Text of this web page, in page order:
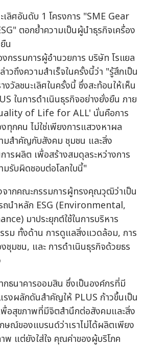
กรรมการผู้อำนวยการ บริษัท โรแยล
วถึงความสำเร็จในครั้งนี้ว่า "รู้สึกเป็น
งวัลชนะเลิศในครั้งนี้ ซึ่งสะท้อนให้เห็น
ในการดำเนินธุรกิจอย่างยั่งยืน ภาย
of Life for ALL' นั่นคือการ
ทุกคน ไม่ใช่เพียงการแสวงหาผล
มสำคัญกับสังคม ชุมชน และสิ่ง
ารผลิต เพื่อสร้างสมดุลระหว่างการ
มรับผิดชอบต่อโลกใบนี้"
จากคณะกรรมการผู้ทรงคุณวุฒิว่าเป็น
ถนำหลัก ESG (Environmental,
มาประยุกต์ใช้ในการบริหาร
รม ทั้งด้าน การดูแลสิ่งแวดล้อม, การ
มชน, และ การดำเนินธุรกิจด้วยธร
กธนาคารออมสิน ซึ่งเป็นองค์กรที่มี
รงผลักดันสำคัญให้ PLUS ก้าวขึ้นเป็น
พื่อสุขภาพที่มีจิตสำนึกต่อสังคมและสิ่ง
ณ์ของแบรนด์ว่าเราไม่ได้ผลิตเพียง
พ แต่ยังใส่ใจ คุณค่าของผู้บริโภค